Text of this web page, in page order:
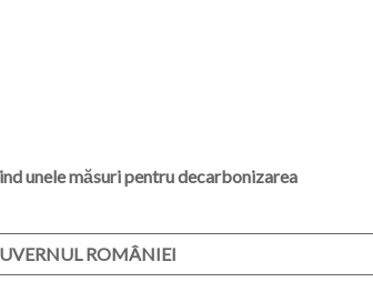
unele măsuri pentru decarbonizarea
ROMÂNIEI